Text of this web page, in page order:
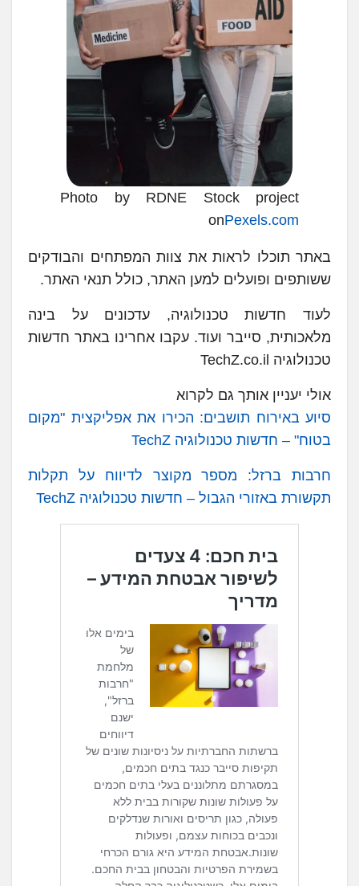
Photo by RDNE Stock project
onPexels.com
באתר תוכלו לראות את צוות המפתחים והבודקים
ששותפים ופועלים למען האתר, כולל תנאי האתר.
לעוד חדשות טכנולוגיה, עדכונים על בינה
מלאכותית, סייבר ועוד. עקבו אחרינו באתר חדשות
טכנולוגיה TechZ.co.il
אולי יעניין אותך גם לקרוא
סיוע באירוח תושבים: הכירו את אפליקצית "מקום
בטוח" – חדשות טכנולוגיה TechZ
חרבות ברזל: מספר מקוצר לדיווח על תקלות
תקשורת באזורי הגבול – חדשות טכנולוגיה TechZ